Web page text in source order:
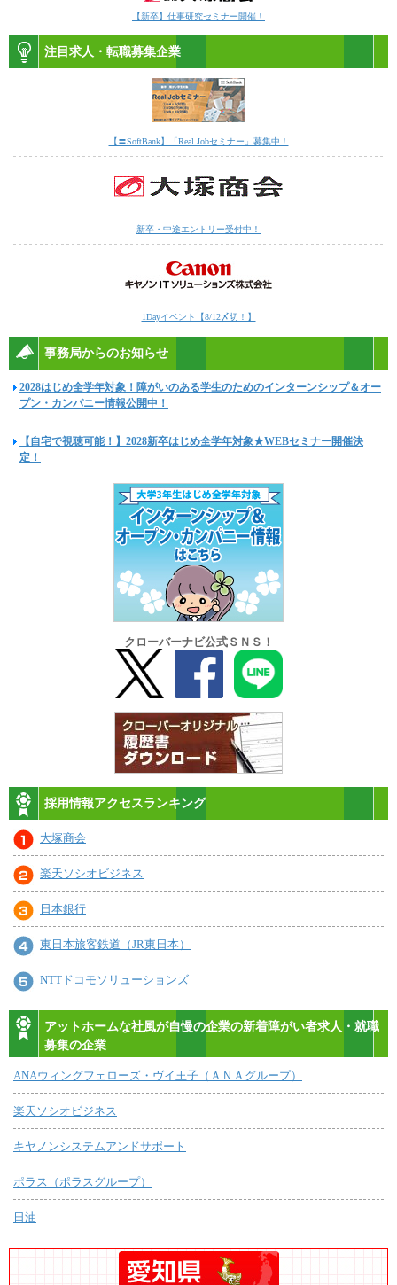
【新卒】仕事研究セミナー開催！
注目求人・転職募集企業
【〓SoftBank】「Real Jobセミナー」募集中！
新卒・中途エントリー受付中！
1Dayイベント【8/12〆切！】
事務局からのお知らせ
2028はじめ全学年対象！障がいのある学生のためのインターンシップ＆オー
プン・カンパニー情報公開中！
【自宅で視聴可能！】2028新卒はじめ全学年対象★WEBセミナー開催決
定！
クローバーナビ公式ＳＮＳ！
採用情報アクセスランキング
大塚商会
楽天ソシオビジネス
日本銀行
東日本旅客鉄道（JR東日本）
NTTドコモソリューションズ
アットホームな社風が自慢の企業の新着障がい者求人・就職
募集の企業
ANAウィングフェローズ・ヴイ王子（ＡＮＡグループ）
楽天ソシオビジネス
キヤノンシステムアンドサポート
ポラス（ポラスグループ）
日油